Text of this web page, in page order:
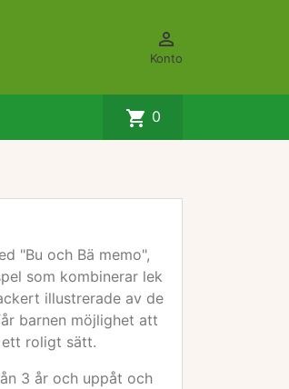

Konto
shopping_cart 0
"Bu och Bä memo",
som kombinerar lek
illustrerade av de
barnen möjlighet att
roligt sätt.
3 år och uppåt och